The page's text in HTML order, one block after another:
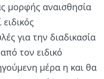
μορφής αναισθησία
για την διαδικασία
τον ειδικό
μέρα η και θα